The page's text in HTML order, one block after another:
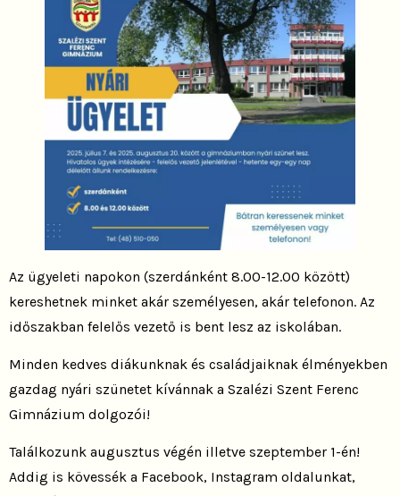
Az ügyeleti napokon (szerdánként 8.00-12.00 között)
kereshetnek minket akár személyesen, akár telefonon. Az
időszakban felelős vezető is bent lesz az iskolában.
Minden kedves diákunknak és családjaiknak élményekben
gazdag nyári szünetet kívánnak a Szalézi Szent Ferenc
Gimnázium dolgozói!
Találkozunk augusztus végén illetve szeptember 1-én!
Addig is kövessék a Facebook, Instagram oldalunkat,